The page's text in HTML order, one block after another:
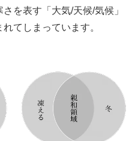
を表す「大気/天候/気候」
てしまっています。